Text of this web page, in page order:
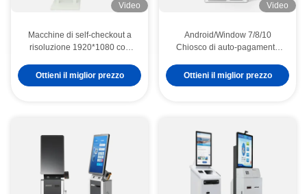
Video
Macchine di self-checkout a
risoluzione 1920*1080 con
Bluetooth
Ottieni il miglior prezzo
Video
Android/Window 7/8/10
Chiosco di auto-pagamento
per un pagamento facile
Ottieni il miglior prezzo